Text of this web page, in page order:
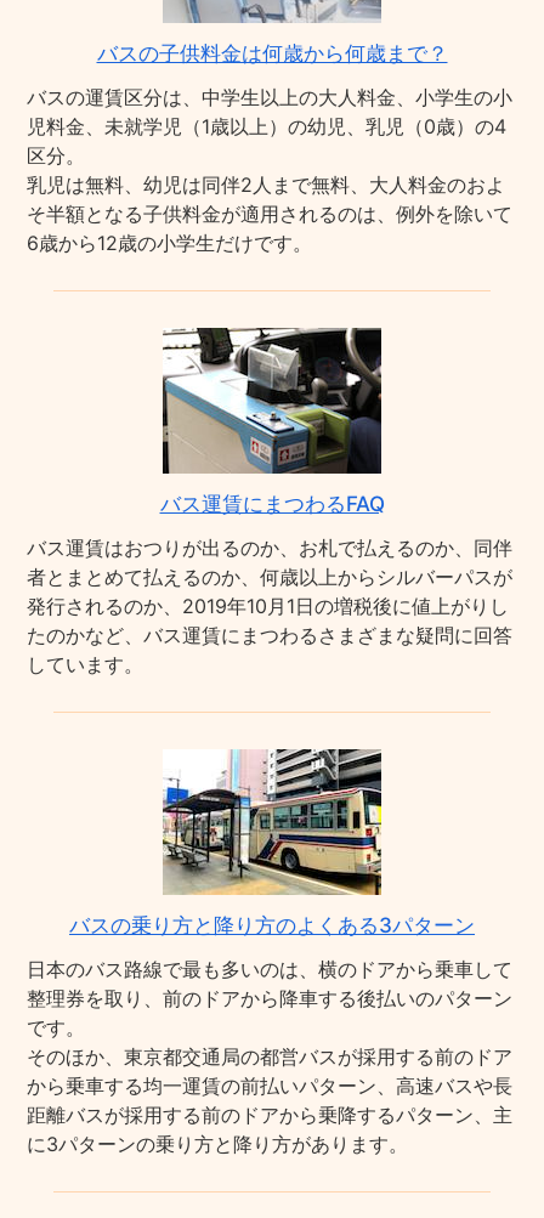
バスの子供料金は何歳から何歳まで？
バスの運賃区分は、中学生以上の大人料金、小学生の小
児料金、未就学児（1歳以上）の幼児、乳児（0歳）の4
区分。
乳児は無料、幼児は同伴2人まで無料、大人料金のおよ
そ半額となる子供料金が適用されるのは、例外を除いて
6歳から12歳の小学生だけです。
バス運賃にまつわるFAQ
バス運賃はおつりが出るのか、お札で払えるのか、同伴
者とまとめて払えるのか、何歳以上からシルバーパスが
発行されるのか、2019年10月1日の増税後に値上がりし
たのかなど、バス運賃にまつわるさまざまな疑問に回答
しています。
バスの乗り方と降り方のよくある3パターン
日本のバス路線で最も多いのは、横のドアから乗車して
整理券を取り、前のドアから降車する後払いのパターン
です。
そのほか、東京都交通局の都営バスが採用する前のドア
から乗車する均一運賃の前払いパターン、高速バスや長
距離バスが採用する前のドアから乗降するパターン、主
に3パターンの乗り方と降り方があります。